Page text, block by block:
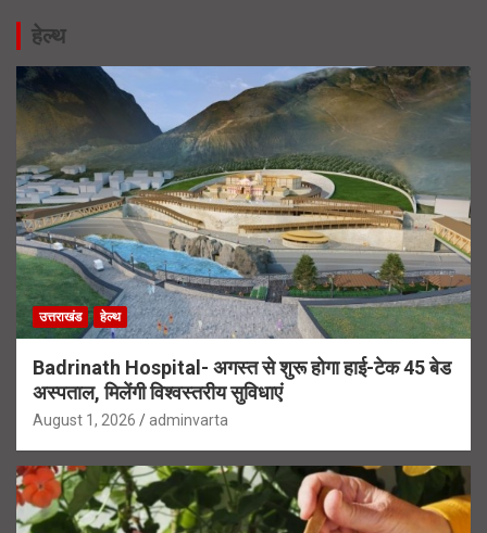
हेल्थ
उत्तराखंड हेल्थ
Badrinath Hospital- अगस्त से शुरू होगा हाई-टेक 45 बेड
अस्पताल, मिलेंगी विश्वस्तरीय सुविधाएं
August 1, 2026 adminvarta